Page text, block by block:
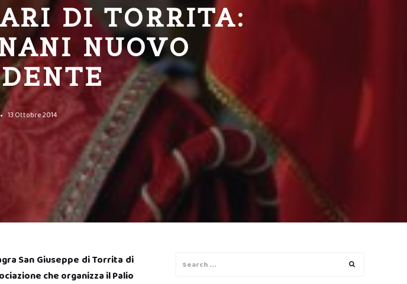
DI TORRITA:
NUOVO
13 Ottobre 2014
San Giuseppe di Torrita di
che organizza il Palio
for: